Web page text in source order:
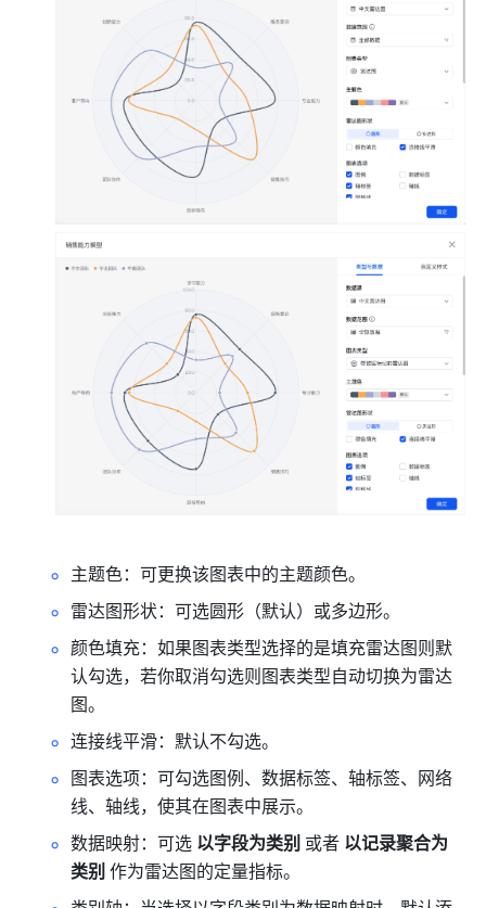
主题色：可更换该图表中的主题颜色。
雷达图形状：可选圆形（默认）或多边形。
颜色填充：如果图表类型选择的是填充雷达图则默
认勾选，若你取消勾选则图表类型自动切换为雷达
图。
连接线平滑：默认不勾选。
图表选项：可勾选图例、数据标签、轴标签、网络
线、轴线，使其在图表中展示。
数据映射：可选 以字段为类别 或者 以记录聚合为
类别 作为雷达图的定量指标。